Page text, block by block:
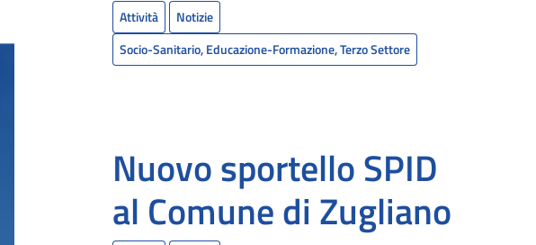
Attività
Notizie
Socio-Sanitario, Educazione-Formazione, Terzo Settore
Nuovo sportello SPID
al Comune di Zugliano